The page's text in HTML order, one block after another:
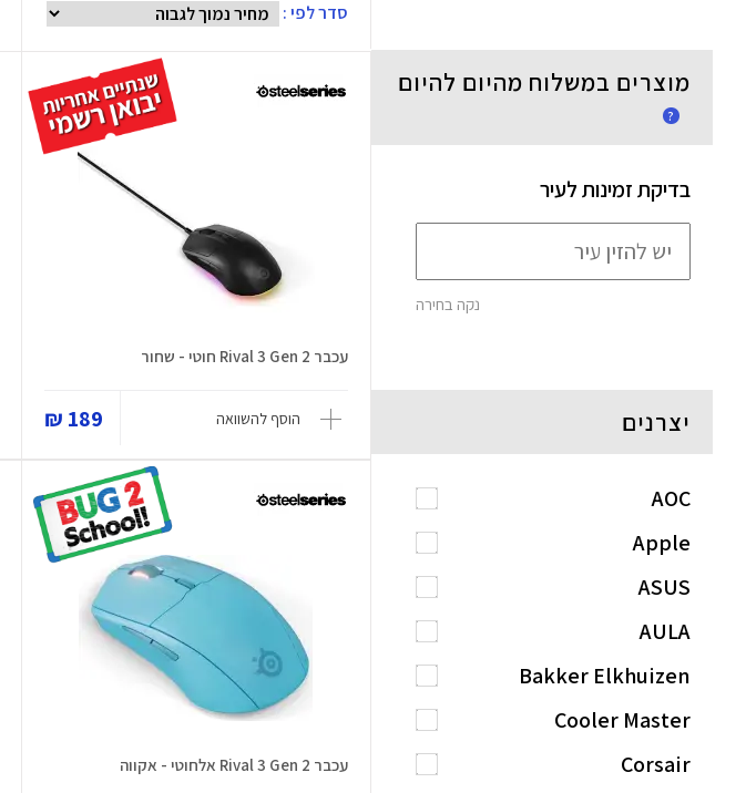
סדר לפי :
עכבר Rival 3 Gen 2 חוטי - שחור
הוסף להשוואה 189 ₪
עכבר Rival 3 Gen 2 אלחוטי - אקווה
מוצרים במשלוח מהיום להיום
?
בדיקת זמינות לעיר
נקה בחירה
יצרנים
AOC
Apple
ASUS
AULA
Bakker Elkhuizen
Cooler Master
Corsair